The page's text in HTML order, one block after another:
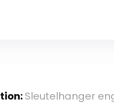
Sleutelhanger